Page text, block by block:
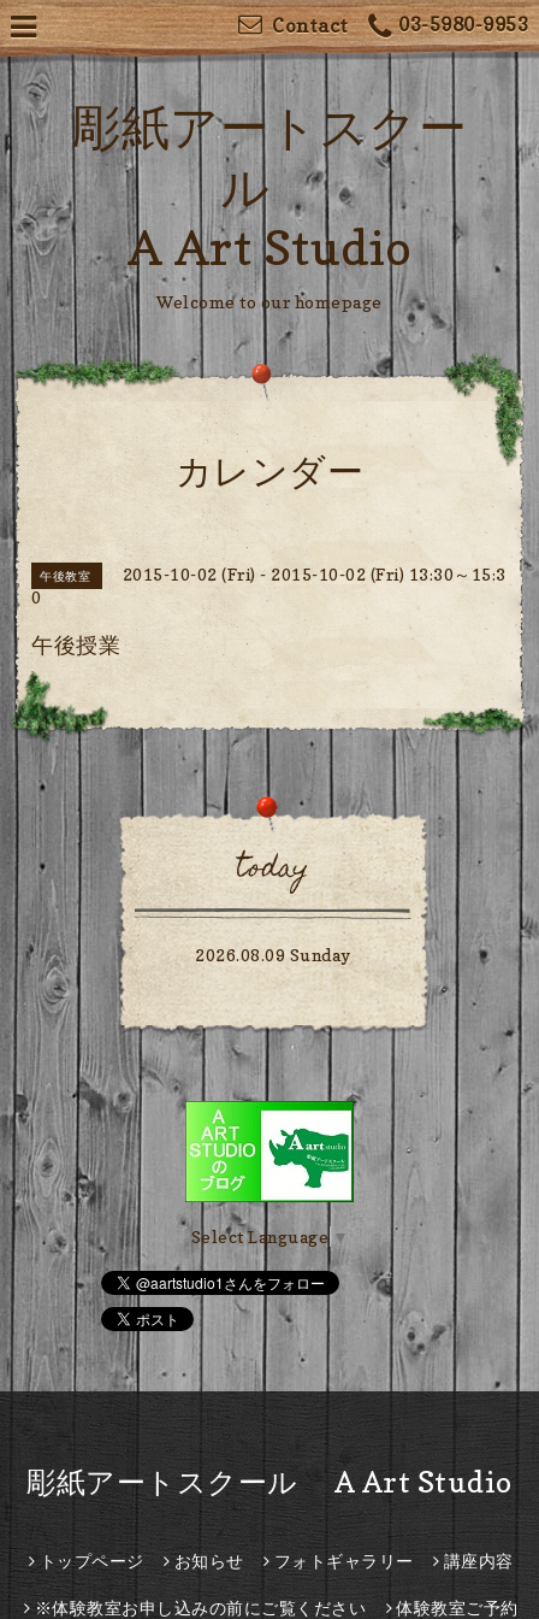
03-5980-9953
Contact
彫紙アートスクー
ル
A Art Studio
Welcome to our homepage
カレンダー
午後教室
2015-10-02 (Fri) - 2015-10-02 (Fri) 13:30～15:3
0
午後授業
today
2026.08.09 Sunday
Select Language ▼
彫紙アートスクール A Art Studio
トップページ お知らせ フォトギャラリー 講座内容
※体験教室お申し込みの前にご覧ください 体験教室ご予約